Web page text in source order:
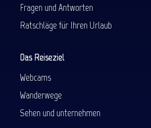
Fragen und Antworten
Ratschläge für Ihren Urlaub
Das Reiseziel
Webcams
Wanderwege
Sehen und unternehmen